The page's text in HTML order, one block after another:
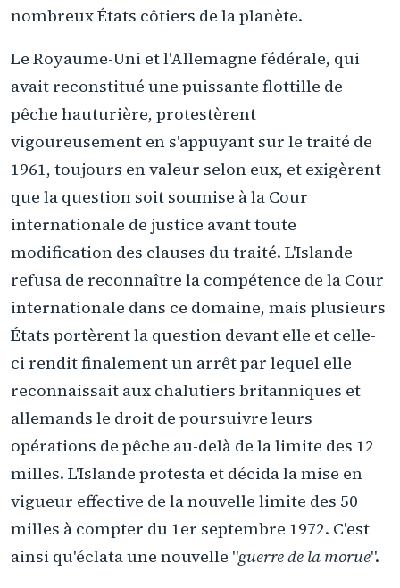
nombreux États côtiers de la planète.
Le Royaume-Uni et l'Allemagne fédérale, qui
avait reconstitué une puissante flottille de
pêche hauturière, protestèrent
vigoureusement en s'appuyant sur le traité de
1961, toujours en valeur selon eux, et exigèrent
que la question soit soumise à la Cour
internationale de justice avant toute
modification des clauses du traité. L'Islande
refusa de reconnaître la compétence de la Cour
internationale dans ce domaine, mais plusieurs
États portèrent la question devant elle et celle-
ci rendit finalement un arrêt par lequel elle
reconnaissait aux chalutiers britanniques et
allemands le droit de poursuivre leurs
opérations de pêche au-delà de la limite des 12
milles. L'Islande protesta et décida la mise en
vigueur effective de la nouvelle limite des 50
milles à compter du 1er septembre 1972. C'est
ainsi qu'éclata une nouvelle "guerre de la morue".